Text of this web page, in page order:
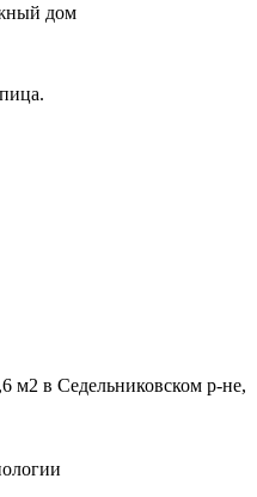
дом
м2 в Седельниковском р-не,